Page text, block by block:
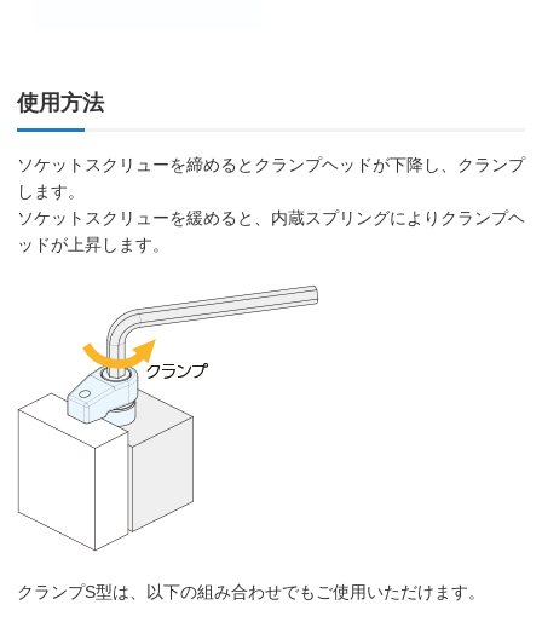
使用方法
ソケットスクリューを締めるとクランプヘッドが下降し、クランプ
します。
ソケットスクリューを緩めると、内蔵スプリングによりクランプヘ
ッドが上昇します。
クランプS型は、以下の組み合わせでもご使用いただけます。